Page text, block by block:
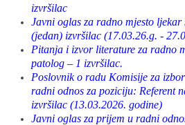
izvršilac
Javni oglas za radno mjesto
(jedan) izvršilac (17.03.26.g. -
Pitanja i izvor literature za radno
patolog – 1 izvršilac.
Poslovnik o radu Komisije za
radni odnos za poziciju: Referent
izvršilac (13.03.2026. godine)
Javni oglas za prijem u radni